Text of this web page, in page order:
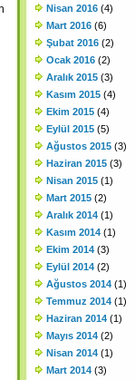
Nisan 2016 (4)
Mart 2016 (6)
Şubat 2016 (2)
Ocak 2016 (2)
Aralık 2015 (3)
Kasım 2015 (4)
Ekim 2015 (4)
Eylül 2015 (5)
Ağustos 2015 (3)
Haziran 2015 (3)
Nisan 2015 (1)
Mart 2015 (2)
Aralık 2014 (1)
Kasım 2014 (1)
Ekim 2014 (3)
Eylül 2014 (2)
Ağustos 2014 (1)
Temmuz 2014 (1)
Haziran 2014 (1)
Mayıs 2014 (2)
Nisan 2014 (1)
Mart 2014 (3)